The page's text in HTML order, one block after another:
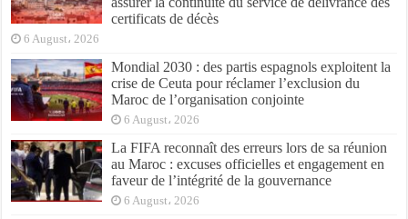
certificats de décès
6 August، 2026
Mondial 2030 : des partis espagnols exploitent la
crise de Ceuta pour réclamer l’exclusion du
Maroc de l’organisation conjointe
6 August، 2026
La FIFA reconnaît des erreurs lors de sa réunion
au Maroc : excuses officielles et engagement en
faveur de l’intégrité de la gouvernance
6 August، 2026